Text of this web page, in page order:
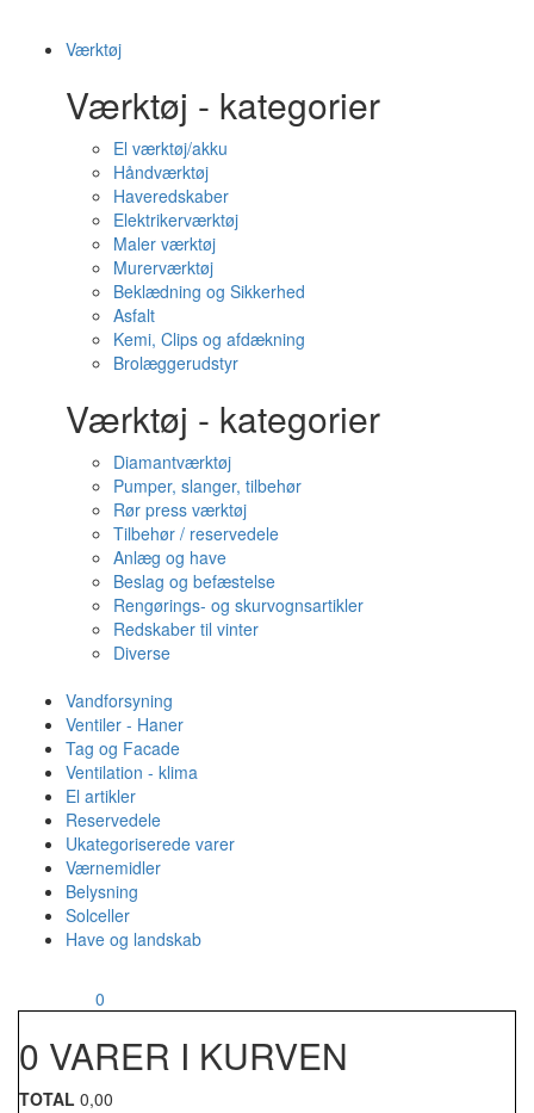
Værktøj
Værktøj - kategorier
El værktøj/akku
Håndværktøj
Haveredskaber
Elektrikerværktøj
Maler værktøj
Murerværktøj
Beklædning og Sikkerhed
Asfalt
Kemi, Clips og afdækning
Brolæggerudstyr
Værktøj - kategorier
Diamantværktøj
Pumper, slanger, tilbehør
Rør press værktøj
Tilbehør / reservedele
Anlæg og have
Beslag og befæstelse
Rengørings- og skurvognsartikler
Redskaber til vinter
Diverse
Vandforsyning
Ventiler - Haner
Tag og Facade
Ventilation - klima
El artikler
Reservedele
Ukategoriserede varer
Værnemidler
Belysning
Solceller
Have og landskab
0
0 VARER I KURVEN
TOTAL 0,00